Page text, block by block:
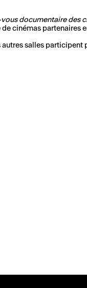
vous documentaire des
de cinémas partenaires
autres salles